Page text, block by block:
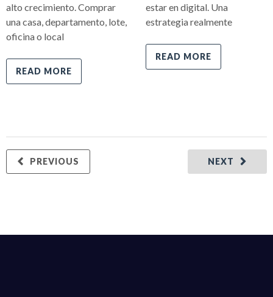
alto crecimiento. Comprar
una casa, departamento, lote,
oficina o local
READ MORE
estar en digital. Una
estrategia realmente
READ MORE
NEXT
PREVIOUS